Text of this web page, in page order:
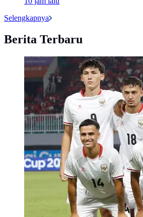
Selengkapnya
Berita Terbaru